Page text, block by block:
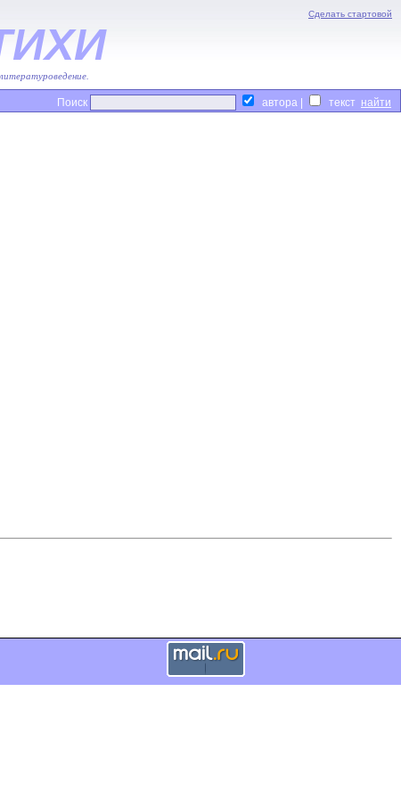
Сделать стартовой
Поиск автора | текст